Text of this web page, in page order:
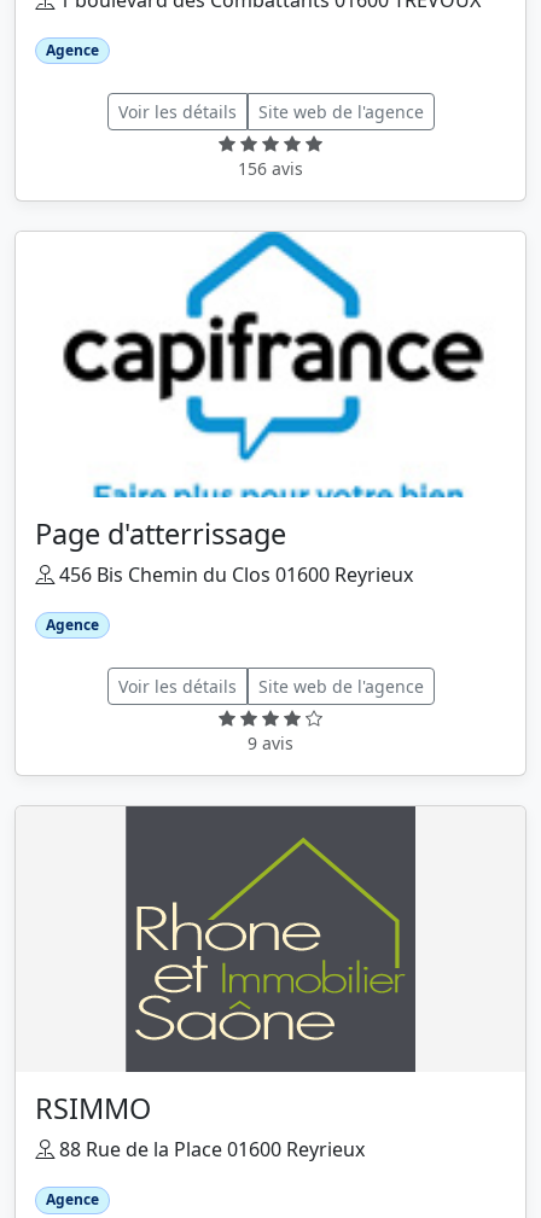
Agence
Voir les détails Site web de l'agence
156 avis
Page d'atterrissage
456 Bis Chemin du Clos 01600 Reyrieux
Agence
Voir les détails Site web de l'agence
9 avis
RSIMMO
88 Rue de la Place 01600 Reyrieux
Agence